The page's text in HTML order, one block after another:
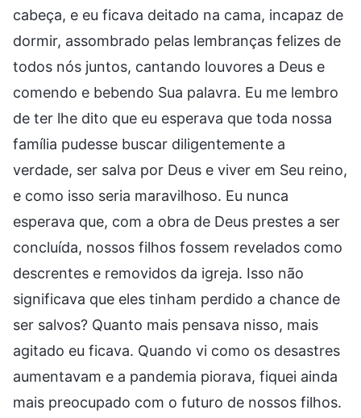
cabeça, e eu ficava deitado na cama, incapaz de
dormir, assombrado pelas lembranças felizes de
todos nós juntos, cantando louvores a Deus e
comendo e bebendo Sua palavra. Eu me lembro
de ter lhe dito que eu esperava que toda nossa
família pudesse buscar diligentemente a
verdade, ser salva por Deus e viver em Seu reino,
e como isso seria maravilhoso. Eu nunca
esperava que, com a obra de Deus prestes a ser
concluída, nossos filhos fossem revelados como
descrentes e removidos da igreja. Isso não
significava que eles tinham perdido a chance de
ser salvos? Quanto mais pensava nisso, mais
agitado eu ficava. Quando vi como os desastres
aumentavam e a pandemia piorava, fiquei ainda
mais preocupado com o futuro de nossos filhos.